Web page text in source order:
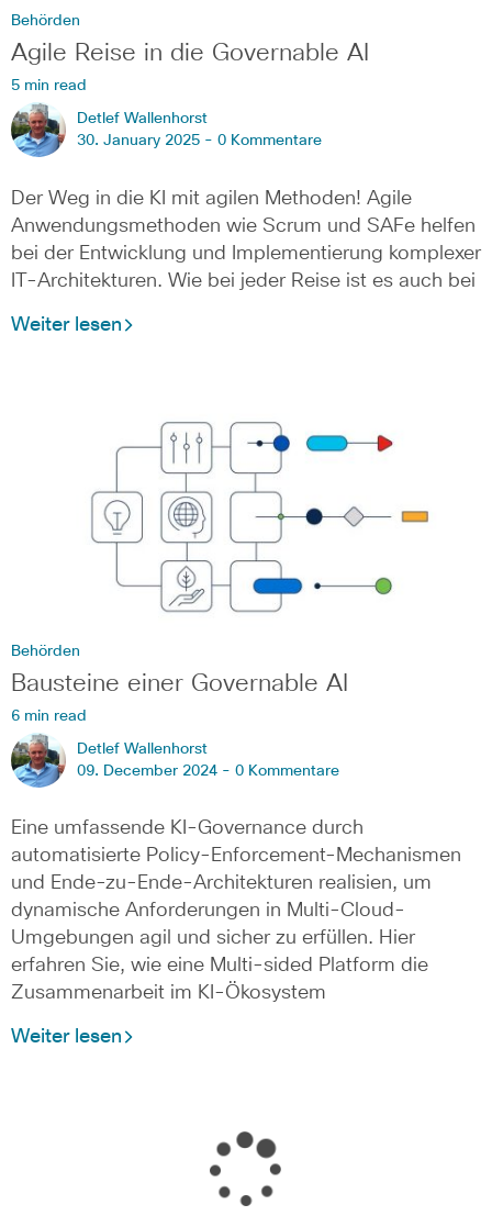
Behörden
Agile Reise in die Governable AI
5 min read
Detlef Wallenhorst
30. January 2025 - 0 Kommentare
Der Weg in die KI mit agilen Methoden! Agile
Anwendungsmethoden wie Scrum und SAFe helfen
bei der Entwicklung und Implementierung komplexer
IT-Architekturen. Wie bei jeder Reise ist es auch bei
Weiter lesen
Behörden
Bausteine einer Governable AI
6 min read
Detlef Wallenhorst
09. December 2024 - 0 Kommentare
Eine umfassende KI-Governance durch
automatisierte Policy-Enforcement-Mechanismen
und Ende-zu-Ende-Architekturen realisien, um
dynamische Anforderungen in Multi-Cloud-
Umgebungen agil und sicher zu erfüllen. Hier
erfahren Sie, wie eine Multi-sided Platform die
Zusammenarbeit im KI-Ökosystem
Weiter lesen